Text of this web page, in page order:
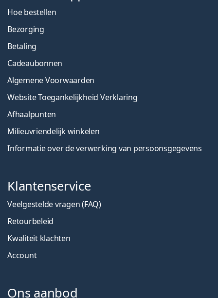
Hoe bestellen
Bezorging
Betaling
Cadeaubonnen
Algemene Voorwaarden
Website Toegankelijkheid Verklaring
Afhaalpunten
Milieuvriendelijk winkelen
Informatie over de verwerking van persoonsgegevens
Klantenservice
Veelgestelde vragen (FAQ)
Retourbeleid
Kwaliteit klachten
Account
Ons aanbod